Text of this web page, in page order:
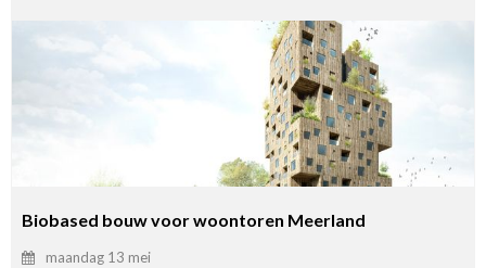
Biobased bouw voor woontoren Meerland
maandag 13 mei